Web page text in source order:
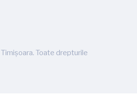
Toate drepturile